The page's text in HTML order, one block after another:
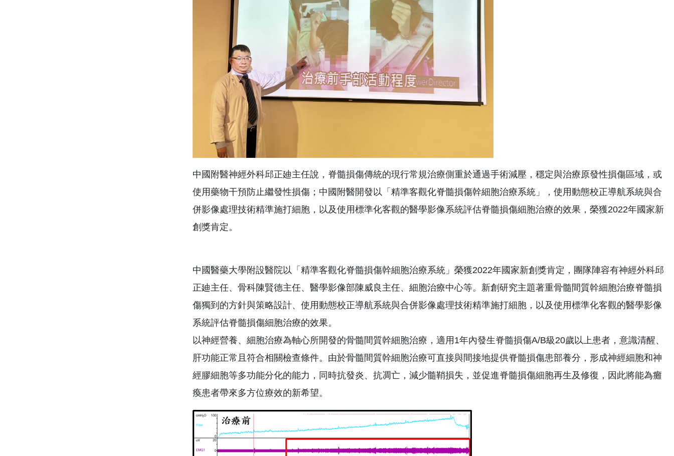
中國附醫神經外科邱正廸主任說，脊髓損傷傳統的現行常規治療側重於通過手術減壓，穩定與治療原發性損傷區域，或
使用藥物干預防止繼發性損傷；中國附醫開發以「精準客觀化脊髓損傷幹細胞治療系統」，使用動態校正導航系統與合
併影像處理技術精準施打細胞，以及使用標準化客觀的醫學影像系統評估脊髓損傷細胞治療的效果，榮獲2022年國家新
創獎肯定。
中國醫藥大學附設醫院以「精準客觀化脊髓損傷幹細胞治療系統」榮獲2022年國家新創獎肯定，團隊陣容有神經外科邱
正廸主任、骨科陳賢德主任、醫學影像部陳威良主任、細胞治療中心等。新創研究主題著重骨髓間質幹細胞治療脊髓損
傷獨到的方針與策略設計、使用動態校正導航系統與合併影像處理技術精準施打細胞，以及使用標準化客觀的醫學影像
系統評估脊髓損傷細胞治療的效果。
以神經營養、細胞治療為軸心所開發的骨髓間質幹細胞治療，適用1年內發生脊髓損傷A/B級20歲以上患者，意識清醒、
肝功能正常且符合相關檢查條件。由於骨髓間質幹細胞治療可直接與間接地提供脊髓損傷患部養分，形成神經細胞和神
經膠細胞等多功能分化的能力，同時抗發炎、抗凋亡，減少髓鞘損失，並促進脊髓損傷細胞再生及修復，因此將能為癱
瘓患者帶來多方位療效的新希望。